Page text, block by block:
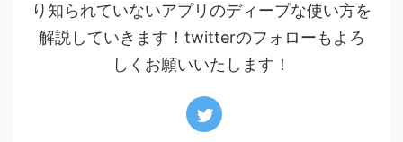
り知られていないアプリのディープな使い方を
解説していきます！twitterのフォローもよろ
しくお願いいたします！